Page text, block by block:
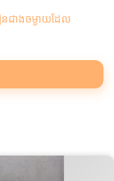
ជាងចម្ងាយដែល